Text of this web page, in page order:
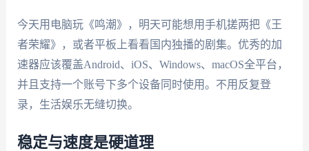
今天用电脑玩《鸣潮》，明天可能想用手机搓两把《王
者荣耀》，或者平板上看看国内独播的剧集。优秀的加
速器应该覆盖Android、iOS、Windows、macOS全平台，
并且支持一个账号下多个设备同时使用。不用反复登
录，生活娱乐无缝切换。
稳定与速度是硬道理